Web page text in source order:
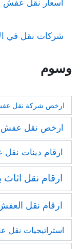
أسعار نقل عفش
شركات نقل في
وسوم
ارخص شركة نقل عفش
ارخص نقل عفش
ارقام دينات
ارقام نقل اثاث
ارقام نقل
استراتيجيات نقل